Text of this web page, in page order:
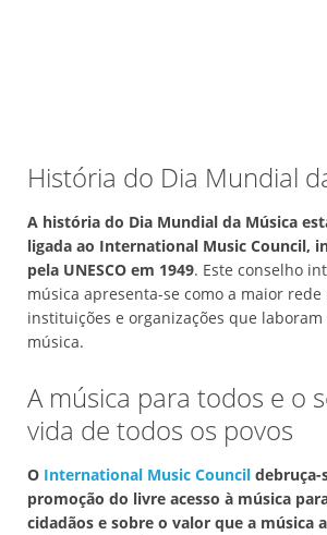
História do Dia Mundial
A história do Dia Mundial da Música
ligada ao International Music Council,
pela UNESCO em 1949. Este conselho
música apresenta-se como a maior
instituições e organizações que laboram
música.
A música para todos e o
vida de todos os povos
O International Music Council debruça-
promoção do livre acesso à música
cidadãos e sobre o valor que a música